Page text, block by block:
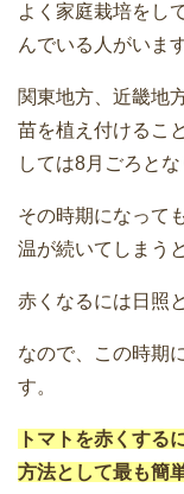
よく家庭栽培をし
んでいる人がいます
関東地方、近畿地
苗を植え付けるこ
しては8月ごろとな
その時期になって
温が続いてしまう
赤くなるには日照
なので、この時期
す。
トマトを赤くする
方法として最も簡